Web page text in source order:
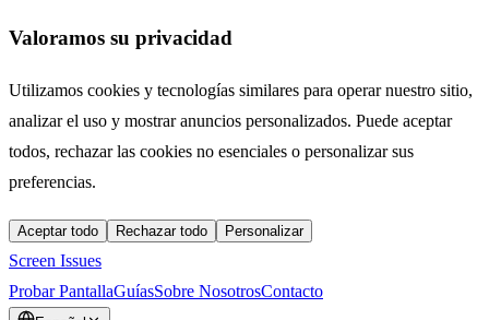
Valoramos su privacidad
Utilizamos cookies y tecnologías similares para operar nuestro sitio,
analizar el uso y mostrar anuncios personalizados. Puede aceptar
todos, rechazar las cookies no esenciales o personalizar sus
preferencias.
Aceptar todo Rechazar todo Personalizar
Screen Issues
Probar PantallaGuíasSobre NosotrosContacto